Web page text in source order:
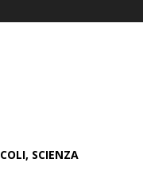
SCIENZA